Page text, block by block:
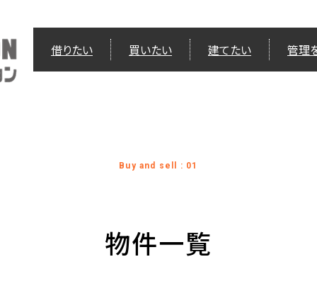
借りたい 買いたい 建てたい 管理
Buy and sell : 01
物件一覧